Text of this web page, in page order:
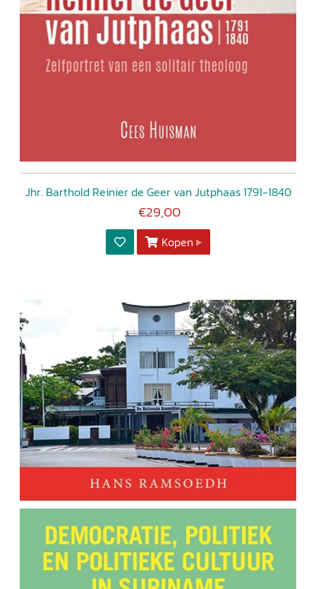
Jhr. Barthold Reinier de Geer van Jutphaas 1791-1840
€29,00
Kopen